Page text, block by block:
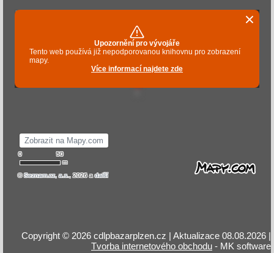
Copyright © 2026 cdlpbazarplzen.cz | Aktualizace 08.08.2026 |
Tvorba internetového obchodu - MK software